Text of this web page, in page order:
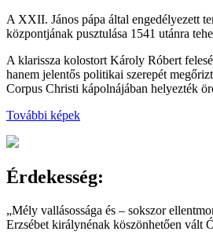
A XXII. János pápa által engedélyezett
központjának pusztulása 1541 utánra
A klarissza kolostort Károly Róbert
hanem jelentős politikai szerepét
Corpus Christi kápolnájában helyezték
További képek
Érdekesség:
„Mély vallásossága és – sokszor
Erzsébet királynénak köszönhetően vált